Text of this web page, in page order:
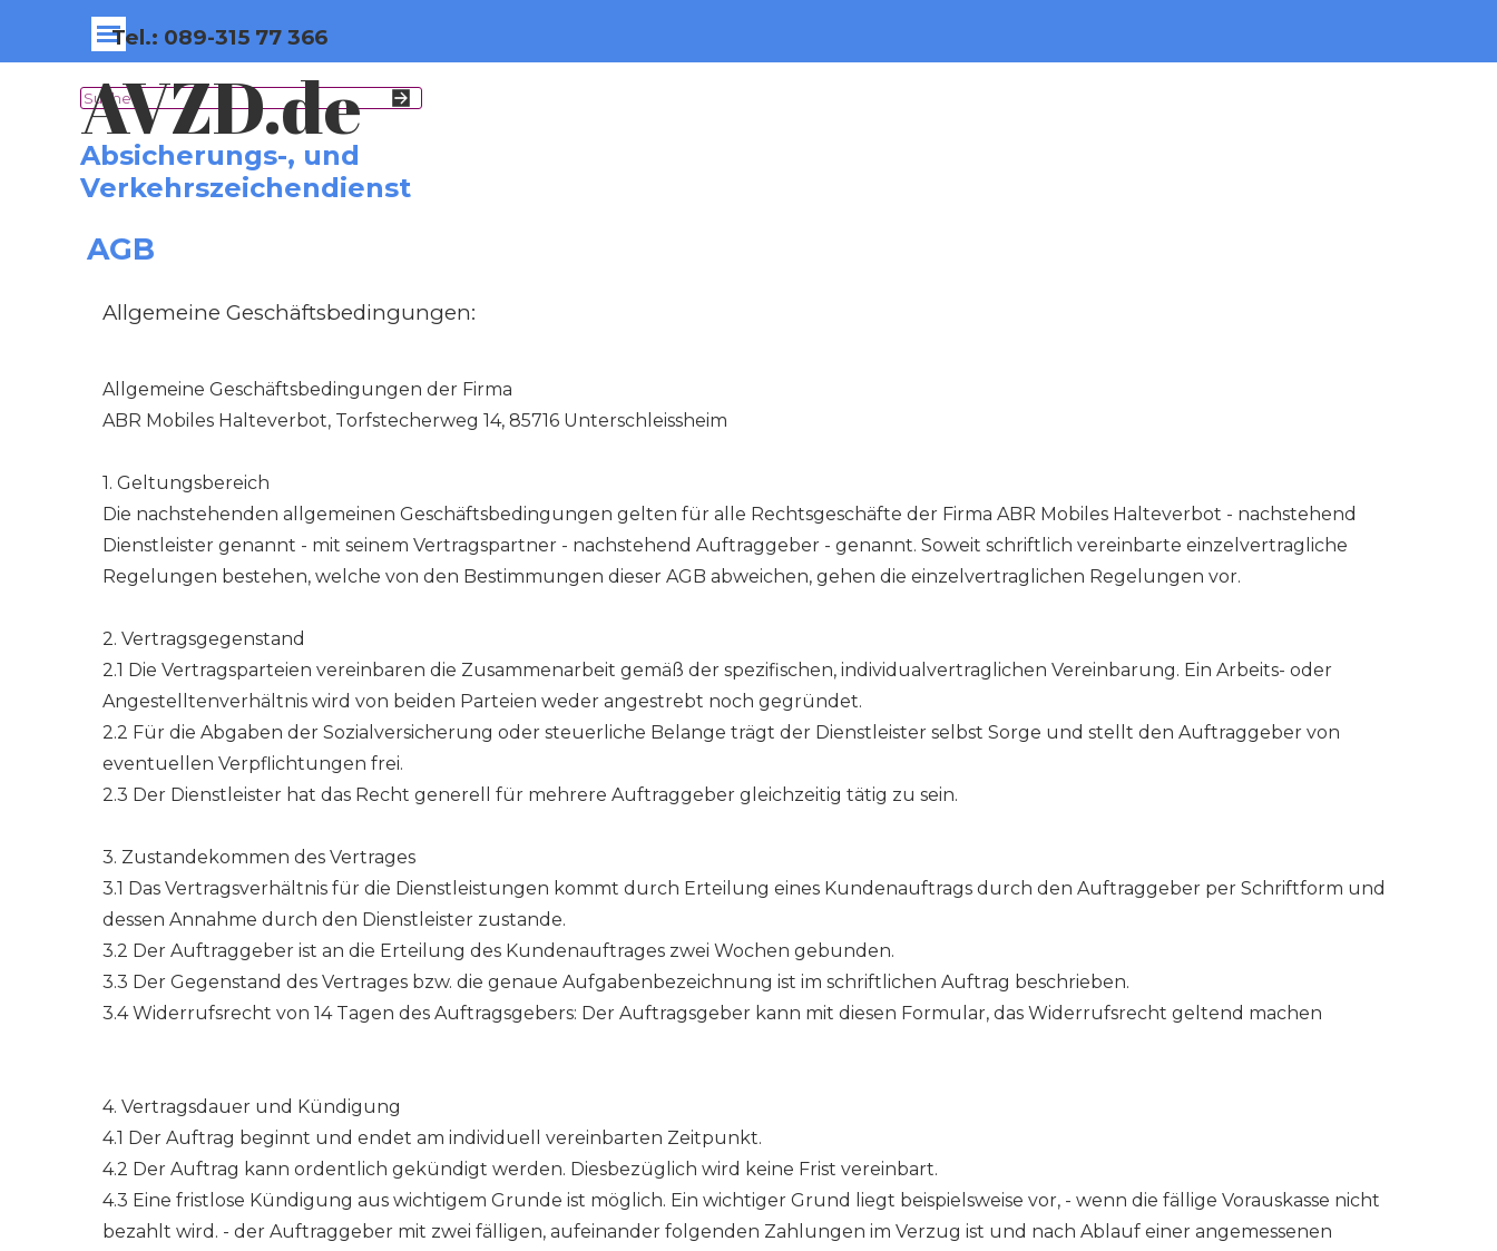
Menü überspringen
Tel.: 089-315 77 366
AVZD.de
Absicherungs-, und
Verkehrszeichendienst
AGB
Allgemeine Geschäftsbedingungen:
Allgemeine Geschäftsbedingungen der Firma
ABR Mobiles Halteverbot, Torfstecherweg 14, 85716 Unterschleissheim
1. Geltungsbereich
Die nachstehenden allgemeinen Geschäftsbedingungen gelten für alle Rechtsgeschäfte der Firma ABR Mobiles Halteverbot - nachstehend
Dienstleister genannt - mit seinem Vertragspartner - nachstehend Auftraggeber - genannt. Soweit schriftlich vereinbarte einzelvertragliche
Regelungen bestehen, welche von den Bestimmungen dieser AGB abweichen, gehen die einzelvertraglichen Regelungen vor.
2. Vertragsgegenstand
2.1 Die Vertragsparteien vereinbaren die Zusammenarbeit gemäß der spezifischen, individualvertraglichen Vereinbarung. Ein Arbeits- oder
Angestelltenverhältnis wird von beiden Parteien weder angestrebt noch gegründet.
2.2 Für die Abgaben der Sozialversicherung oder steuerliche Belange trägt der Dienstleister selbst Sorge und stellt den Auftraggeber von
eventuellen Verpflichtungen frei.
2.3 Der Dienstleister hat das Recht generell für mehrere Auftraggeber gleichzeitig tätig zu sein.
3. Zustandekommen des Vertrages
3.1 Das Vertragsverhältnis für die Dienstleistungen kommt durch Erteilung eines Kundenauftrags durch den Auftraggeber per Schriftform und
dessen Annahme durch den Dienstleister zustande.
3.2 Der Auftraggeber ist an die Erteilung des Kundenauftrages zwei Wochen gebunden.
3.3 Der Gegenstand des Vertrages bzw. die genaue Aufgabenbezeichnung ist im schriftlichen Auftrag beschrieben.
3.4 Widerrufsrecht von 14 Tagen des Auftragsgebers: Der Auftragsgeber kann mit diesen Formular, das Widerrufsrecht geltend machen
4. Vertragsdauer und Kündigung
4.1 Der Auftrag beginnt und endet am individuell vereinbarten Zeitpunkt.
4.2 Der Auftrag kann ordentlich gekündigt werden. Diesbezüglich wird keine Frist vereinbart.
4.3 Eine fristlose Kündigung aus wichtigem Grunde ist möglich. Ein wichtiger Grund liegt beispielsweise vor, - wenn die fällige Vorauskasse nicht
bezahlt wird. - der Auftraggeber mit zwei fälligen, aufeinander folgenden Zahlungen im Verzug ist und nach Ablauf einer angemessenen